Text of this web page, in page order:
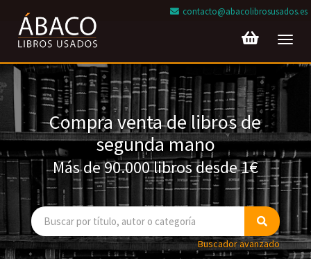
contacto@abacolibrosusados.es
Compra venta de libros de
segunda mano
Más de 90.000 libros desde 1€
Buscador avanzado